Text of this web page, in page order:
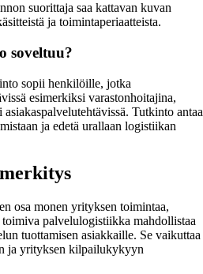
suorittaja saa kattavan kuvan
ja toimintaperiaatteista.
soveltuu?
sopii henkilöille, jotka
esimerkiksi varastonhoitajina,
Tutkinto antaa
ja edetä urallaan logistiikan
osa monen yrityksen toimintaa,
palvelulogistiikka mahdollistaa
tuottamisen asiakkaille. Se vaikuttaa
ja yrityksen kilpailukykyyn